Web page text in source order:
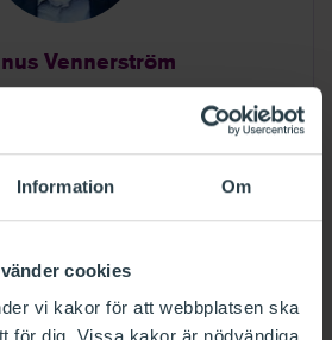
Information Om
cookies
vi kakor för att webbplatsen ska
Vennerström
Auktoriserad skatterådgivare
Skatterådgivare FAR. Han är
i Stockholm där han är partner. Han
och dess delägare. Han har
av utbildningar och är en ofta anlitad
föredragshållare.